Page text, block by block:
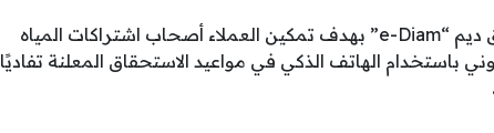
أطلقت الهيئة العامة للمياه في سلطنة عمان تطبيق ديم “e-Diam” بهدف تمكين العملاء أصحاب اشتراكات المياه
باستخدام الهاتف الذكي في مواعيد الاستحقاق المعلنة تفاديًا